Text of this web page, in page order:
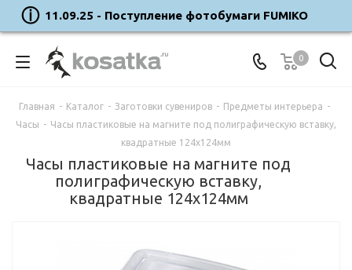
11.09.25 - Поступление фотобумаги FUMIKO
0
Главная - Каталог - Заготовки сувениров - Предметы интерьера -
Часы - Часы пластиковые на магните под полиграфическую вставку,
квадратные 124x124мм
Часы пластиковые на магните под
полиграфическую вставку,
квадратные 124x124мм